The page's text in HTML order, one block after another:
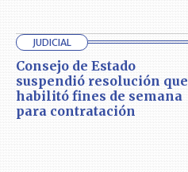
JUDICIAL
Consejo de Estado
suspendió resolución que
habilitó fines de semana
para contratación